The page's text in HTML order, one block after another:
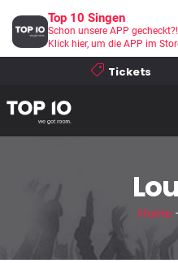
Tickets
Home
Top 10 Singen
Schon unsere APP gecheckt?!
Klick hier, um die APP im